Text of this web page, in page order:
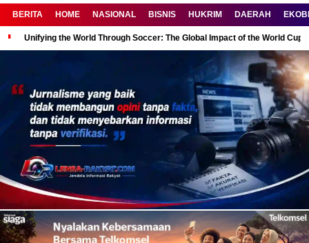
BERITA HOME NASIONAL BISNIS HUKRIM DAERAH
Unifying the World Through Soccer: The Global Impact of the World Cup